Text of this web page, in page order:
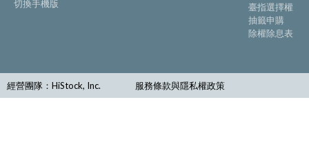
切換手機版
臺指選擇權
抽籤申購
除權除息表
經營團隊：HiStock, Inc. 服務條款與隱私權政策